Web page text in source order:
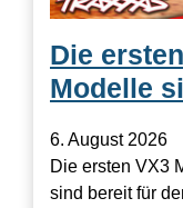
Die
Modelle
6. August 2026
Die ersten VX3
sind bereit für